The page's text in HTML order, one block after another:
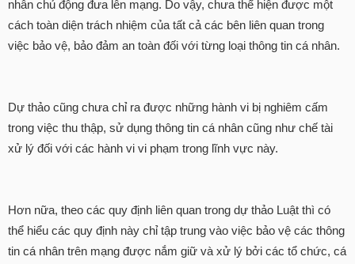
nhân chủ động đưa lên mạng. Do vậy, chưa thể hiện được một
cách toàn diện trách nhiệm của tất cả các bên liên quan trong
việc bảo vệ, bảo đảm an toàn đối với từng loại thông tin cá nhân.
Dự thảo cũng chưa chỉ ra được những hành vi bị nghiêm cấm
trong việc thu thập, sử dụng thông tin cá nhân cũng như chế tài
xử lý đối với các hành vi vi phạm trong lĩnh vực này.
Hơn nữa, theo các quy định liên quan trong dự thảo Luật thì có
thể hiểu các quy định này chỉ tập trung vào việc bảo vệ các thông
tin cá nhân trên mạng được nắm giữ và xử lý bởi các tổ chức, cá